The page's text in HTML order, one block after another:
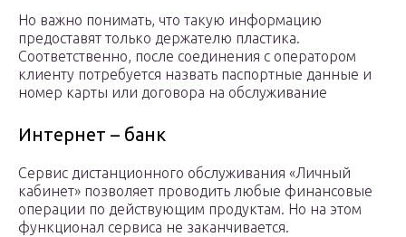
Но важно понимать, что такую информацию
предоставят только держателю пластика.
Соответственно, после соединения с оператором
клиенту потребуется назвать паспортные данные и
номер карты или договора на обслуживание
Интернет – банк
Сервис дистанционного обслуживания «Личный
кабинет» позволяет проводить любые финансовые
операции по действующим продуктам. Но на этом
функционал сервиса не заканчивается.